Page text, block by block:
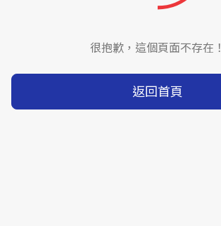
很抱歉，這個頁面不存在！
返回首頁